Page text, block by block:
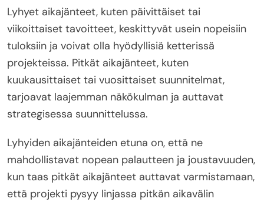
Lyhyet aikajänteet, kuten päivittäiset tai
viikoittaiset tavoitteet, keskittyvät usein nopeisiin
tuloksiin ja voivat olla hyödyllisiä ketterissä
projekteissa. Pitkät aikajänteet, kuten
kuukausittaiset tai vuosittaiset suunnitelmat,
tarjoavat laajemman näkökulman ja auttavat
strategisessa suunnittelussa.
Lyhyiden aikajänteiden etuna on, että ne
mahdollistavat nopean palautteen ja joustavuuden,
kun taas pitkät aikajänteet auttavat varmistamaan,
että projekti pysyy linjassa pitkän aikavälin